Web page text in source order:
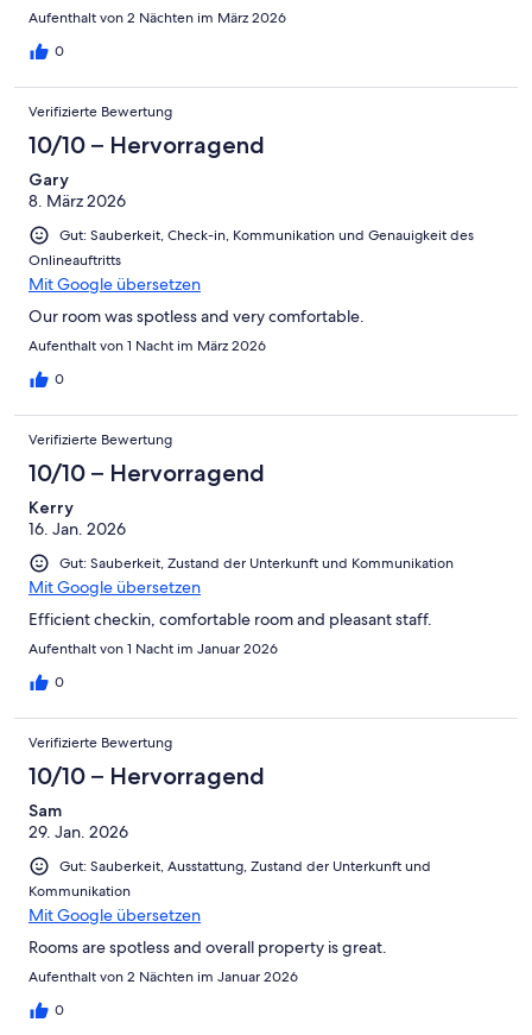
Aufenthalt von 2 Nächten im März 2026
0
Verifizierte Bewertung
10/10 – Hervorragend
Gary
8. März 2026
Gut: Sauberkeit, Check-in, Kommunikation und Genauigkeit des
Onlineauftritts
Mit Google übersetzen
Our room was spotless and very comfortable.
Aufenthalt von 1 Nacht im März 2026
0
Verifizierte Bewertung
10/10 – Hervorragend
Kerry
16. Jan. 2026
Gut: Sauberkeit, Zustand der Unterkunft und Kommunikation
Mit Google übersetzen
Efficient checkin, comfortable room and pleasant staff.
Aufenthalt von 1 Nacht im Januar 2026
0
Verifizierte Bewertung
10/10 – Hervorragend
Sam
29. Jan. 2026
Gut: Sauberkeit, Ausstattung, Zustand der Unterkunft und
Kommunikation
Mit Google übersetzen
Rooms are spotless and overall property is great.
Aufenthalt von 2 Nächten im Januar 2026
0